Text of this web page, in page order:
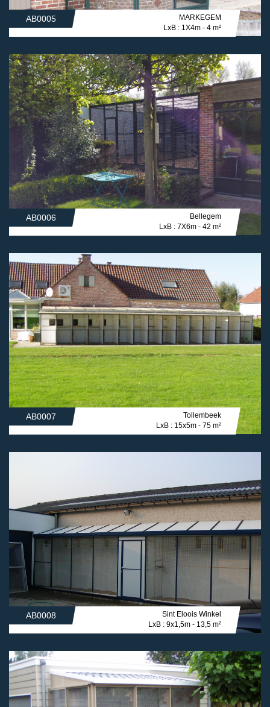
AB0005
MARKEGEM
LxB : 1X4m - 4 m²
AB0006
Bellegem
LxB : 7X6m - 42 m²
AB0007
Tollembeek
LxB : 15x5m - 75 m²
AB0008
Sint Eloois Winkel
LxB : 9x1,5m - 13,5 m²